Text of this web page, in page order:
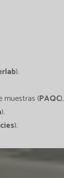
).
muestras (PAQC).
).
).